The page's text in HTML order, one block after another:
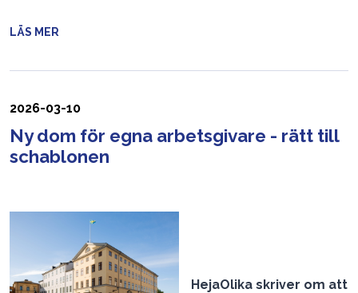
LÄS MER
2026-03-10
Ny dom för egna arbetsgivare - rätt till
schablonen
HejaOlika skriver om att